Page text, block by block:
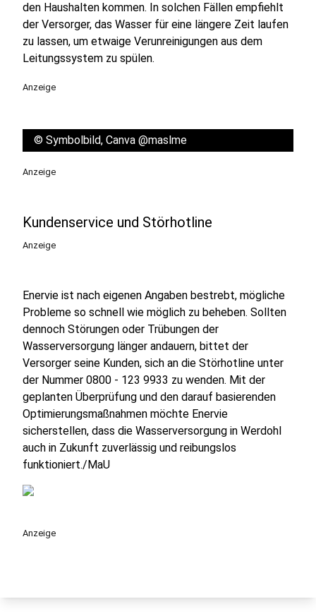
den Haushalten kommen. In solchen Fällen empfiehlt
der Versorger, das Wasser für eine längere Zeit laufen
zu lassen, um etwaige Verunreinigungen aus dem
Leitungssystem zu spülen.
Anzeige
© Symbolbild, Canva @maslme
Anzeige
Kundenservice und Störhotline
Anzeige
Enervie ist nach eigenen Angaben bestrebt, mögliche
Probleme so schnell wie möglich zu beheben. Sollten
dennoch Störungen oder Trübungen der
Wasserversorgung länger andauern, bittet der
Versorger seine Kunden, sich an die Störhotline unter
der Nummer 0800 - 123 9933 zu wenden. Mit der
geplanten Überprüfung und den darauf basierenden
Optimierungsmaßnahmen möchte Enervie
sicherstellen, dass die Wasserversorgung in Werdohl
auch in Zukunft zuverlässig und reibungslos
funktioniert./MaU
Anzeige